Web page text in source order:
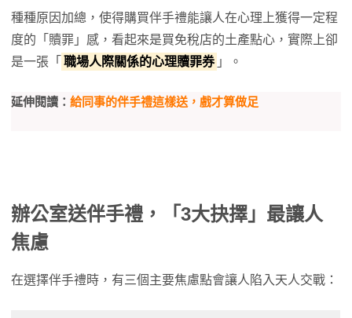
種種原因加總，使得購買伴手禮能讓人在心理上獲得一定程
度的「贖罪」感，看起來是買免稅店的土產點心，實際上卻
是一張「 職場人際關係的心理贖罪券 」。
延伸閱讀： 給同事的伴手禮這樣送，戲才算做足
辦公室送伴手禮，「3大抉擇」最讓人
焦慮
在選擇伴手禮時，有三個主要焦慮點會讓人陷入天人交戰：